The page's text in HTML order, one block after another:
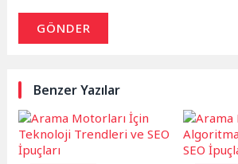
GÖNDER
Benzer Yazılar